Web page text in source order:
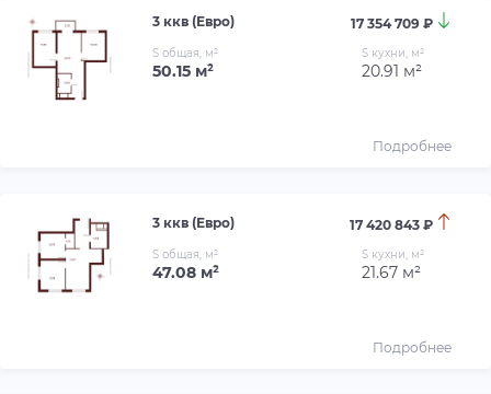
3 ккв (Евро) 17 354 709 ₽
S общая, м²
50.15 м²
S кухни, м²
20.91 м²
Подробнее
3 ккв (Евро) 17 420 843 ₽
S общая, м²
47.08 м²
S кухни, м²
21.67 м²
Подробнее